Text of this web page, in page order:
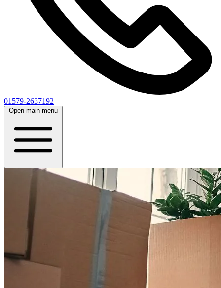
01579-2637192
Open main menu